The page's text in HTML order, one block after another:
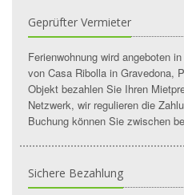
Geprüfter Vermieter
Ferienwohnung wird angeboten
von Casa Ribolla in Gravedona,
Objekt bezahlen Sie Ihren
Netzwerk, wir regulieren die
Buchung können Sie zwischen
Sichere Bezahlung